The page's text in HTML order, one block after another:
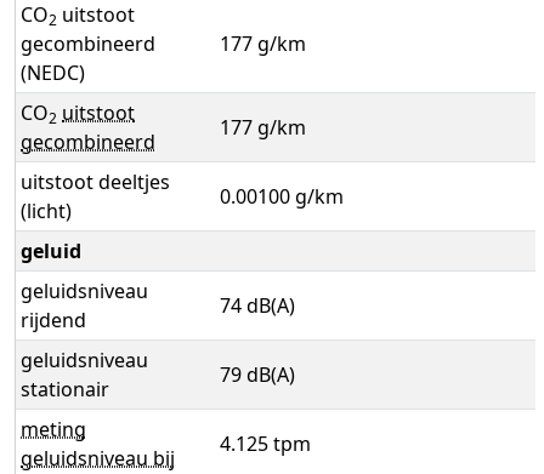
CO2 uitstoot
gecombineerd
(NEDC)
177 g/km
CO2 uitstoot
gecombineerd
177 g/km
uitstoot deeltjes
(licht)
0.00100 g/km
geluid
geluidsniveau
rijdend
74 dB(A)
geluidsniveau
stationair
79 dB(A)
meting
geluidsniveau bij
4.125 tpm